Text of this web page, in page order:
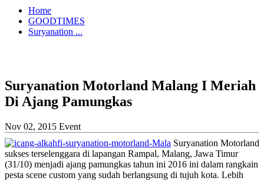
Home
GOODTIMES
Suryanation ...
Suryanation Motorland Malang I Meriah
Di Ajang Pamungkas
Nov 02, 2015 Event
Suryanation Motorland
sukses terselenggara di lapangan Rampal, Malang, Jawa Timur
(31/10) menjadi ajang pamungkas tahun ini 2016 ini dalam rangkain
pesta scene custom yang sudah berlangsung di tujuh kota. Lebih